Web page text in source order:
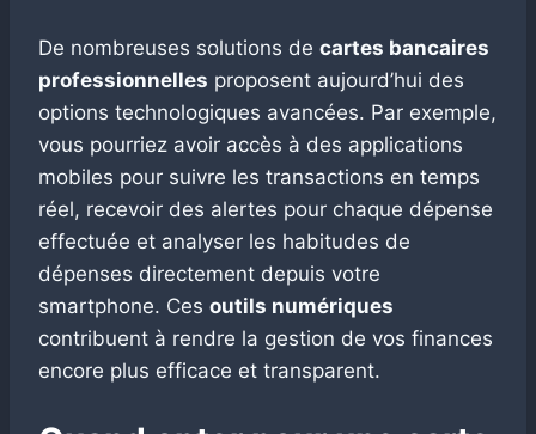
De nombreuses solutions de cartes bancaires
professionnelles proposent aujourd’hui des
options technologiques avancées. Par exemple,
vous pourriez avoir accès à des applications
mobiles pour suivre les transactions en temps
réel, recevoir des alertes pour chaque dépense
effectuée et analyser les habitudes de
dépenses directement depuis votre
smartphone. Ces outils numériques
contribuent à rendre la gestion de vos finances
encore plus efficace et transparent.